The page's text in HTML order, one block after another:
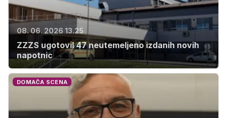
08. 06. 2026 13.25
ZZZS ugotovil 47 neutemeljeno izdanih novih
napotnic
DOMAČA SCENA